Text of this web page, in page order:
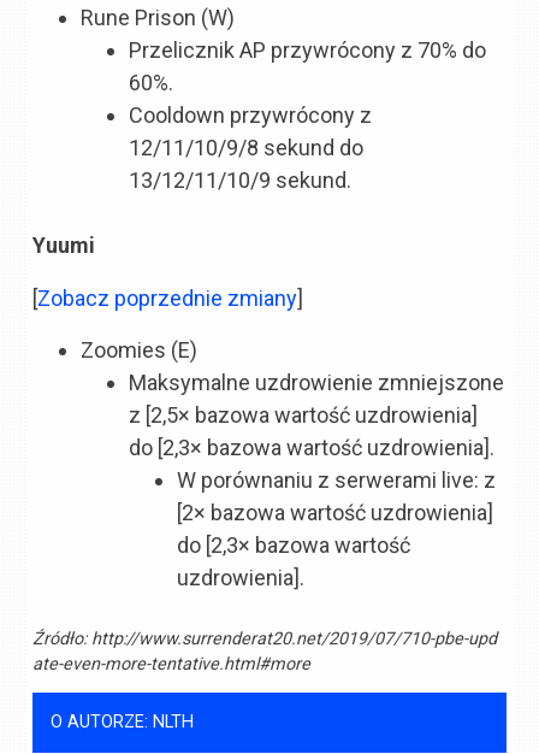
Rune Prison (W)
Przelicznik AP przywrócony z 70% do
60%.
Cooldown przywrócony z
12/11/10/9/8 sekund do
13/12/11/10/9 sekund.
Yuumi
[Zobacz poprzednie zmiany]
Zoomies (E)
Maksymalne uzdrowienie zmniejszone
z [2,5× bazowa wartość uzdrowienia]
do [2,3× bazowa wartość uzdrowienia].
W porównaniu z serwerami live: z
[2× bazowa wartość uzdrowienia]
do [2,3× bazowa wartość
uzdrowienia].
Źródło:http://www.surrenderat20.net/2019/07/710-pbe-upd
ate-even-more-tentative.html#more
O AUTORZE: NLTH